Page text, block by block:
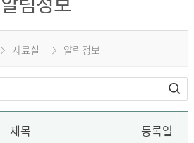
자료실 알림정보
제목 등록일